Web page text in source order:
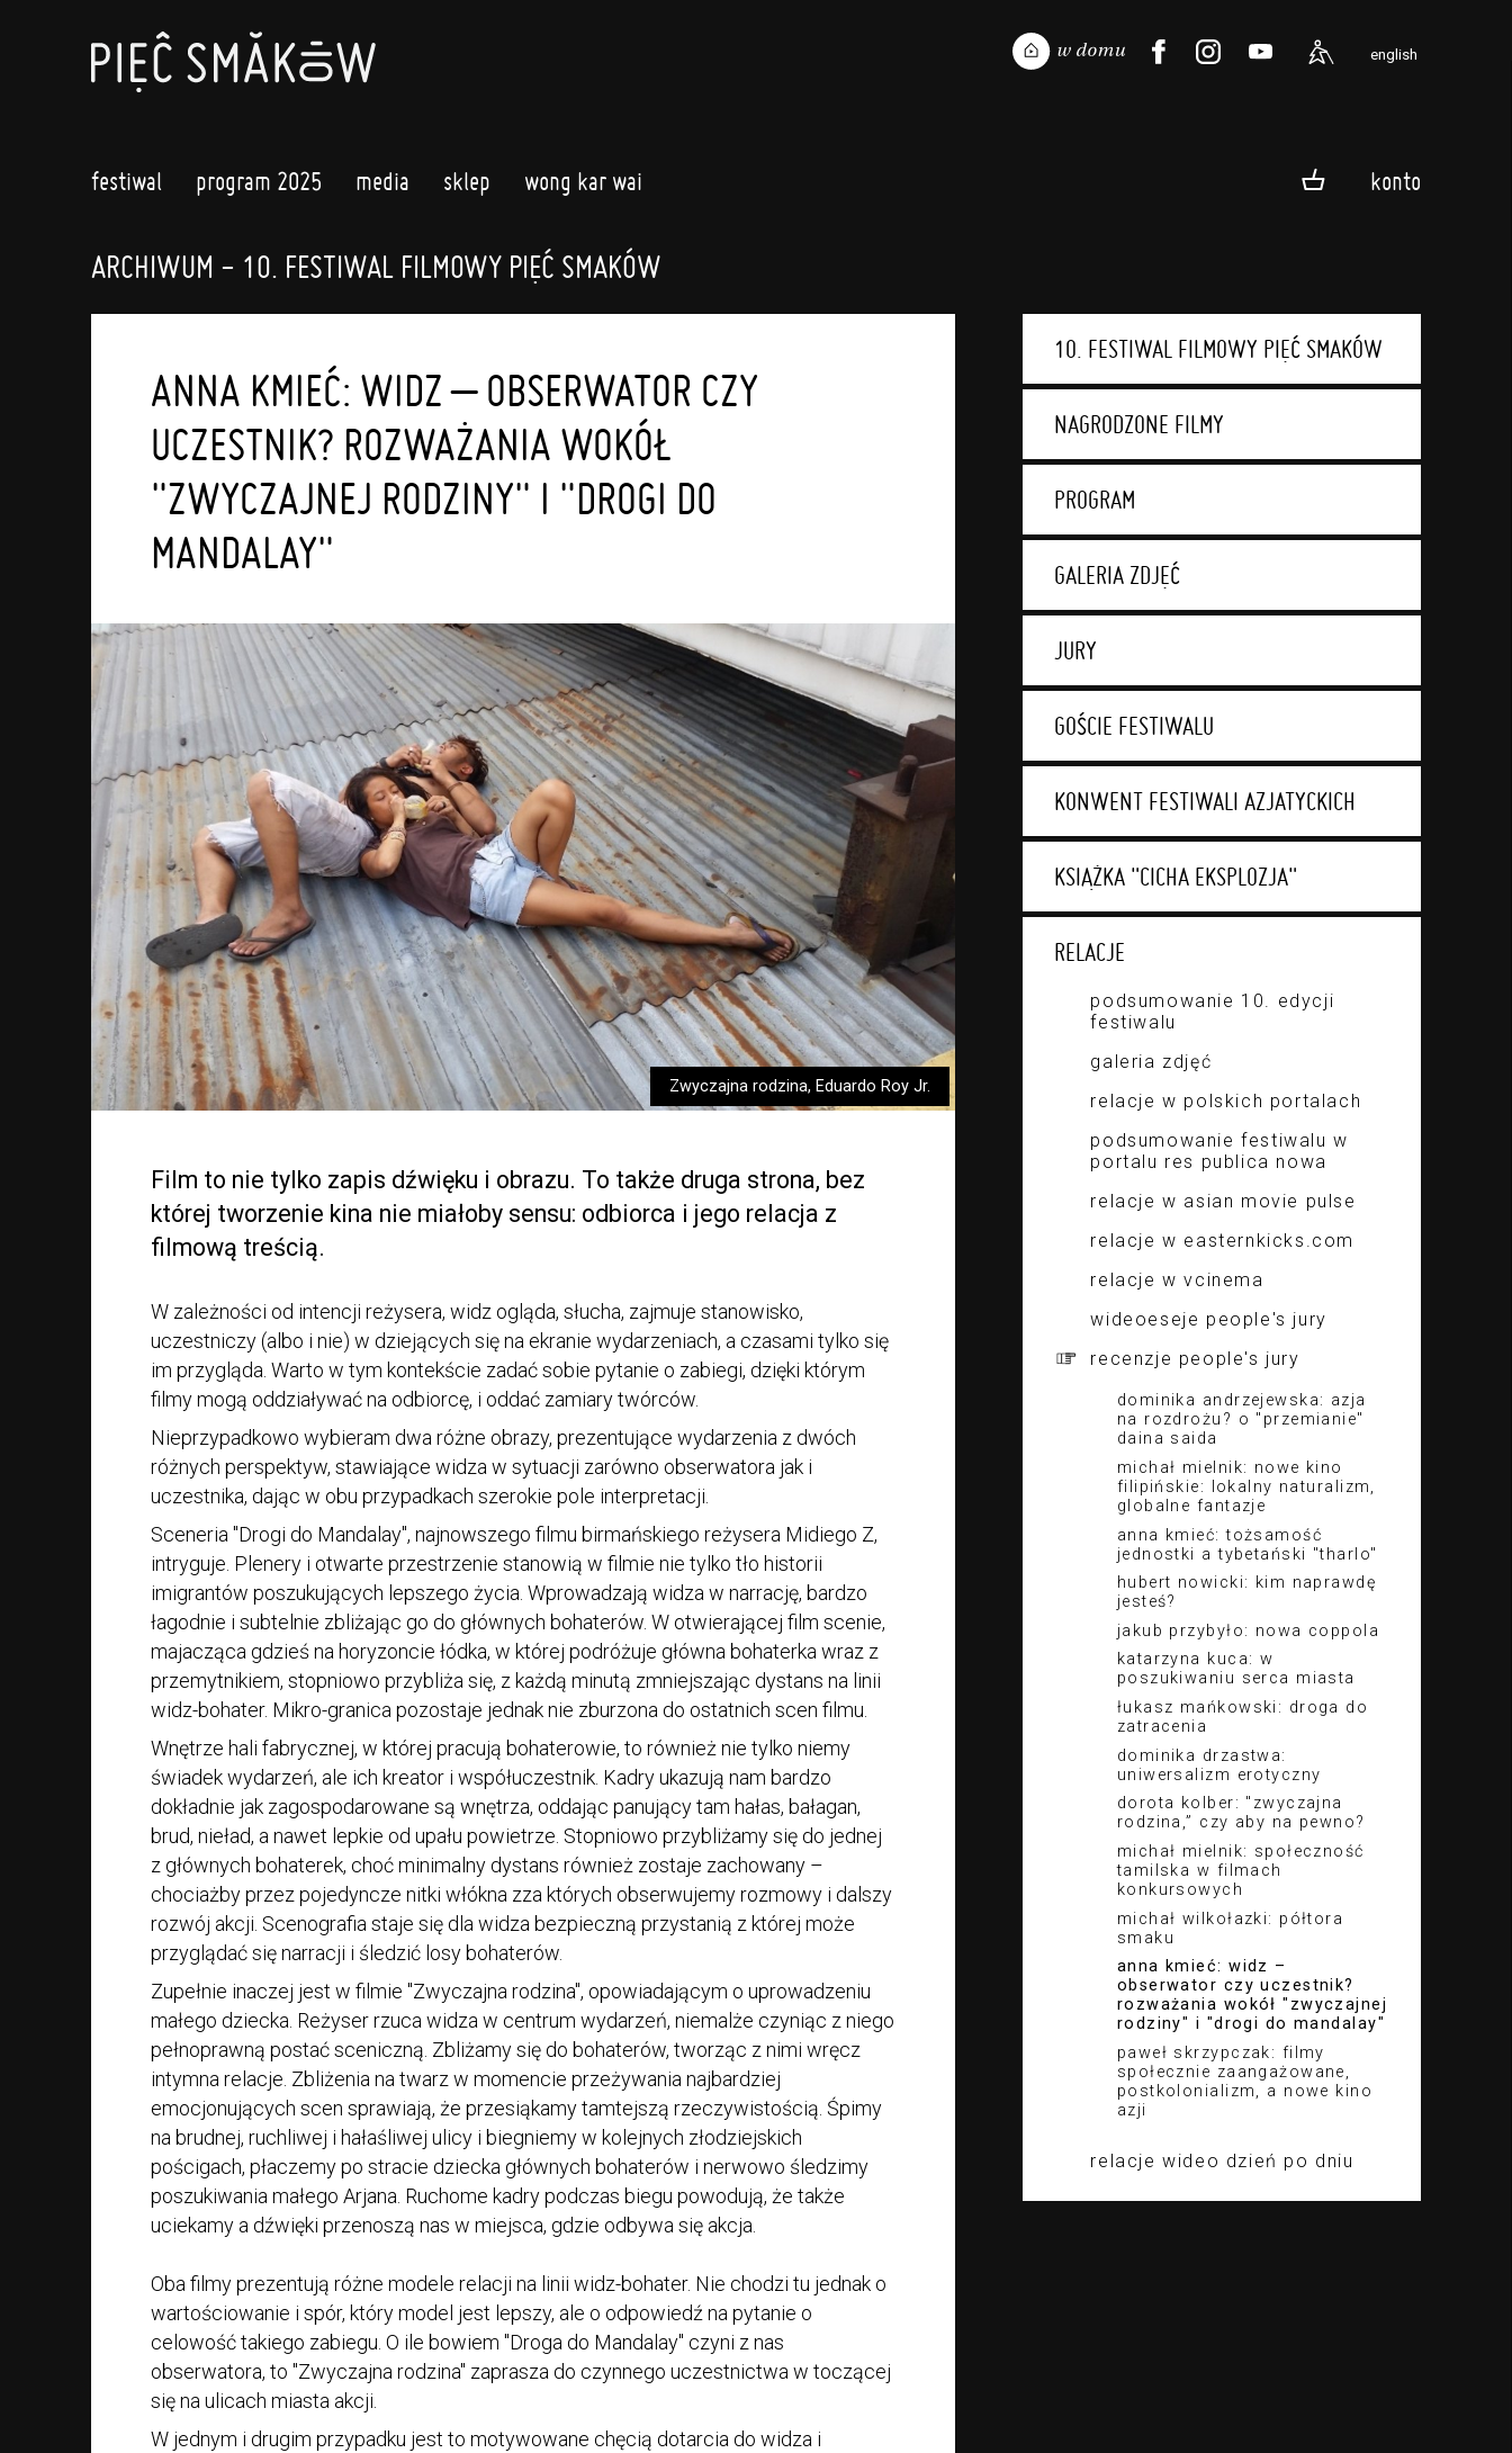
english
festiwal program 2025 media sklep wong kar wai konto
ARCHIWUM - 10. FESTIWAL FILMOWY PIĘĆ SMAKÓW
10. FESTIWAL FILMOWY PIĘĆ SMAKÓW
NAGRODZONE FILMY
PROGRAM
GALERIA ZDJĘĆ
JURY
GOŚCIE FESTIWALU
KONWENT FESTIWALI AZJATYCKICH
KSIĄŻKA "CICHA EKSPLOZJA"
RELACJE
podsumowanie 10. edycji
festiwalu
galeria zdjęć
relacje w polskich portalach
podsumowanie festiwalu w
portalu res publica nowa
relacje w asian movie pulse
relacje w easternkicks.com
relacje w vcinema
wideoeseje people's jury
recenzje people's jury
dominika andrzejewska: azja
na rozdrożu? o "przemianie"
daina saida
michał mielnik: nowe kino
filipińskie: lokalny naturalizm,
globalne fantazje
anna kmieć: tożsamość
jednostki a tybetański "tharlo"
hubert nowicki: kim naprawdę
jesteś?
jakub przybyło: nowa coppola
katarzyna kuca: w
poszukiwaniu serca miasta
łukasz mańkowski: droga do
zatracenia
dominika drzastwa:
uniwersalizm erotyczny
dorota kolber: "zwyczajna
rodzina,” czy aby na pewno?
michał mielnik: społeczność
tamilska w filmach
konkursowych
michał wilkołazki: półtora
smaku
anna kmieć: widz –
obserwator czy uczestnik?
rozważania wokół "zwyczajnej
rodziny" i "drogi do mandalay"
paweł skrzypczak: filmy
społecznie zaangażowane,
postkolonializm, a nowe kino
azji
relacje wideo dzień po dniu
ANNA KMIEĆ: WIDZ – OBSERWATOR CZY
UCZESTNIK? ROZWAŻANIA WOKÓŁ
"ZWYCZAJNEJ RODZINY" I "DROGI DO
MANDALAY"
Zwyczajna rodzina, Eduardo Roy Jr.
Film to nie tylko zapis dźwięku i obrazu. To także druga strona, bez
której tworzenie kina nie miałoby sensu: odbiorca i jego relacja z
filmową treścią.
W zależności od intencji reżysera, widz ogląda, słucha, zajmuje stanowisko,
uczestniczy (albo i nie) w dziejących się na ekranie wydarzeniach, a czasami tylko się
im przygląda. Warto w tym kontekście zadać sobie pytanie o zabiegi, dzięki którym
filmy mogą oddziaływać na odbiorcę, i oddać zamiary twórców.
Nieprzypadkowo wybieram dwa różne obrazy, prezentujące wydarzenia z dwóch
różnych perspektyw, stawiające widza w sytuacji zarówno obserwatora jak i
uczestnika, dając w obu przypadkach szerokie pole interpretacji.
Sceneria "Drogi do Mandalay", najnowszego filmu birmańskiego reżysera Midiego Z,
intryguje. Plenery i otwarte przestrzenie stanowią w filmie nie tylko tło historii
imigrantów poszukujących lepszego życia. Wprowadzają widza w narrację, bardzo
łagodnie i subtelnie zbliżając go do głównych bohaterów. W otwierającej film scenie,
majacząca gdzieś na horyzoncie łódka, w której podróżuje główna bohaterka wraz z
przemytnikiem, stopniowo przybliża się, z każdą minutą zmniejszając dystans na linii
widz-bohater. Mikro-granica pozostaje jednak nie zburzona do ostatnich scen filmu.
Wnętrze hali fabrycznej, w której pracują bohaterowie, to również nie tylko niemy
świadek wydarzeń, ale ich kreator i współuczestnik. Kadry ukazują nam bardzo
dokładnie jak zagospodarowane są wnętrza, oddając panujący tam hałas, bałagan,
brud, nieład, a nawet lepkie od upału powietrze. Stopniowo przybliżamy się do jednej
z głównych bohaterek, choć minimalny dystans również zostaje zachowany –
chociażby przez pojedyncze nitki włókna zza których obserwujemy rozmowy i dalszy
rozwój akcji. Scenografia staje się dla widza bezpieczną przystanią z której może
przyglądać się narracji i śledzić losy bohaterów.
Zupełnie inaczej jest w filmie "Zwyczajna rodzina", opowiadającym o uprowadzeniu
małego dziecka. Reżyser rzuca widza w centrum wydarzeń, niemalże czyniąc z niego
pełnoprawną postać sceniczną. Zbliżamy się do bohaterów, tworząc z nimi wręcz
intymna relacje. Zbliżenia na twarz w momencie przeżywania najbardziej
emocjonujących scen sprawiają, że przesiąkamy tamtejszą rzeczywistością. Śpimy
na brudnej, ruchliwej i hałaśliwej ulicy i biegniemy w kolejnych złodziejskich
pościgach, płaczemy po stracie dziecka głównych bohaterów i nerwowo śledzimy
poszukiwania małego Arjana. Ruchome kadry podczas biegu powodują, że także
uciekamy a dźwięki przenoszą nas w miejsca, gdzie odbywa się akcja.
Oba filmy prezentują różne modele relacji na linii widz-bohater. Nie chodzi tu jednak o
wartościowanie i spór, który model jest lepszy, ale o odpowiedź na pytanie o
celowość takiego zabiegu. O ile bowiem "Droga do Mandalay" czyni z nas
obserwatora, to "Zwyczajna rodzina" zaprasza do czynnego uczestnictwa w toczącej
się na ulicach miasta akcji.
W jednym i drugim przypadku jest to motywowane chęcią dotarcia do widza i